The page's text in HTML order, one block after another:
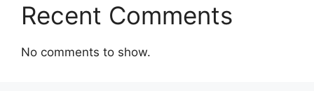
Recent Comments
No comments to show.